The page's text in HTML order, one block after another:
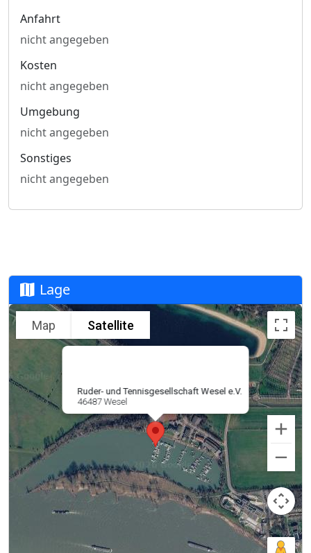
Anfahrt
nicht angegeben
Kosten
nicht angegeben
Umgebung
nicht angegeben
Sonstiges
nicht angegeben
Lage
Ruder- und Tennisgesellschaft Wesel e.V.
46487 Wesel
Map Satellite